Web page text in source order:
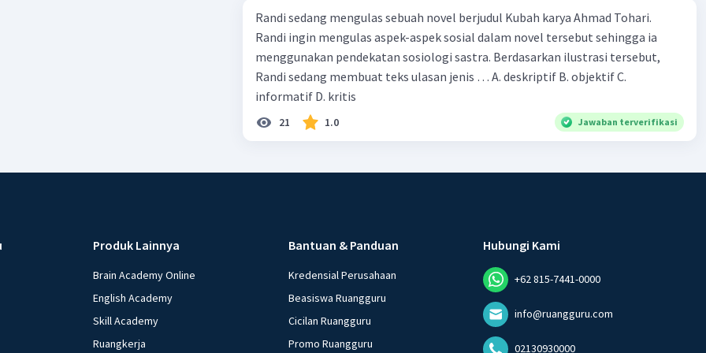
Randi sedang mengulas sebuah novel berjudul Kubah karya Ahmad Tohari.
Randi ingin mengulas aspek-aspek sosial dalam novel tersebut sehingga ia
menggunakan pendekatan sosiologi sastra. Berdasarkan ilustrasi tersebut,
Randi sedang membuat teks ulasan jenis … A. deskriptif B. objektif C.
informatif D. kritis
21 1.0 Jawaban terverifikasi
Produk Lainnya
Brain Academy Online
English Academy
Skill Academy
Ruangkerja
Bantuan & Panduan
Kredensial Perusahaan
Beasiswa Ruangguru
Cicilan Ruangguru
Promo Ruangguru
Hubungi Kami
+62 815-7441-0000
info@ruangguru.com
02130930000